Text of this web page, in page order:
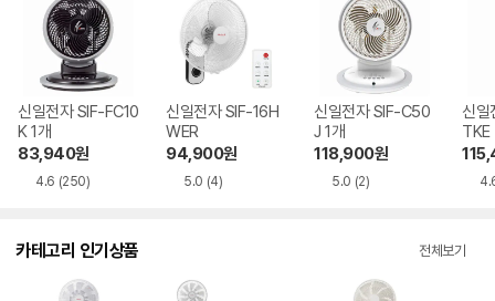
신일전자 SIF-FC10
K 1개
83,940원
4.6 (250)
신일전자 SIF-16H
WER
94,900원
5.0 (4)
신일전자 SIF-C50
J 1개
118,900원
5.0 (2)
신일
TKE
카테고리 인기상품 전체보기